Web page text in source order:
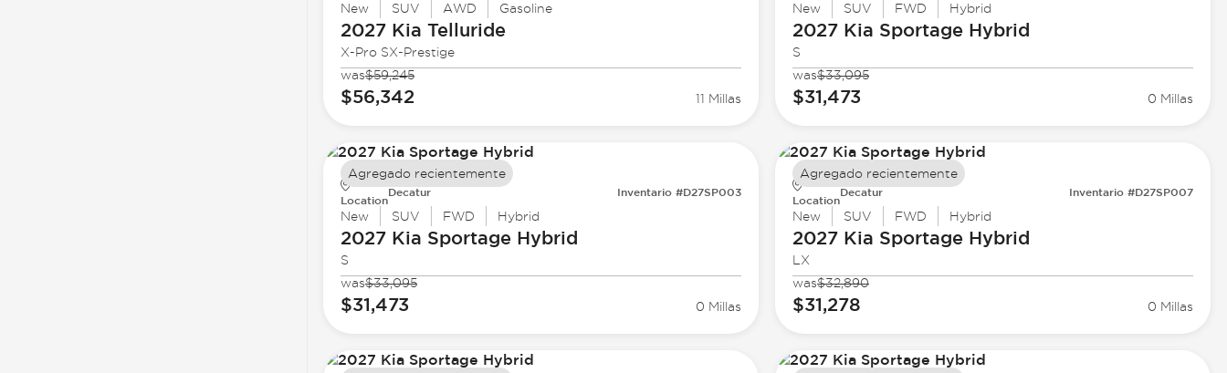
New SUV AWD Gasoline
2027 Kia Telluride
X-Pro SX-Prestige
was$59,245
$56,342 11 Millas
New SUV FWD Hybrid
2027 Kia Sportage Hybrid
S
was$33,095
$31,473 0 Millas
Location
Decatur Inventario #D27SP003
New SUV FWD Hybrid
2027 Kia Sportage Hybrid
S
was$33,095
$31,473 0 Millas
Agregado recientemente
Location
Decatur Inventario #D27SP007
New SUV FWD Hybrid
2027 Kia Sportage Hybrid
LX
was$32,890
$31,278 0 Millas
Agregado recientemente